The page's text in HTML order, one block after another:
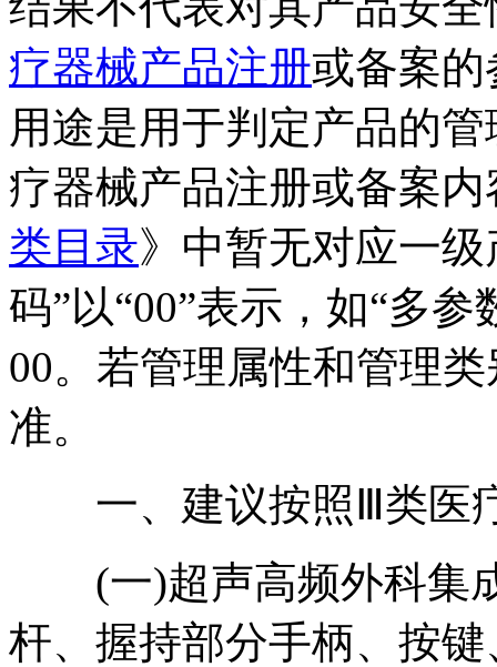
疗器械产品注册或备案
用途是用于判定产品的
疗器械产品注册或备案
类目录》中暂无对应一
码”以“00”表示，如“多
00。若管理属性和管理
准。
一、建议按照Ⅲ类医疗
(一)超声高频外科集
杆、握持部分手柄、按